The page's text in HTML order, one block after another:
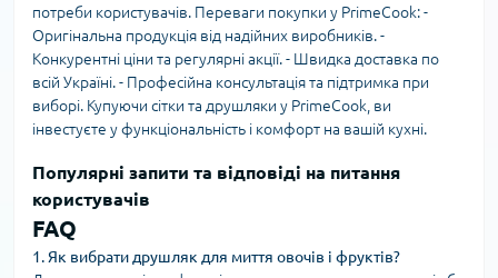
потреби користувачів. Переваги покупки у PrimeCook: -
Оригінальна продукція від надійних виробників. -
Конкурентні ціни та регулярні акції. - Швидка доставка по
всій Україні. - Професійна консультація та підтримка при
виборі. Купуючи сітки та друшляки у PrimeCook, ви
інвестуєте у функціональність і комфорт на вашій кухні.
Популярні запити та відповіді на питання
користувачів
FAQ
1. Як вибрати друшляк для миття овочів і фруктів?